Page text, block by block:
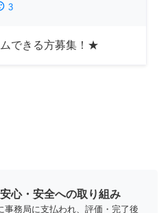
3
できる方募集！★
心・安全への取り組み
事務局に支払われ、評価・完了後